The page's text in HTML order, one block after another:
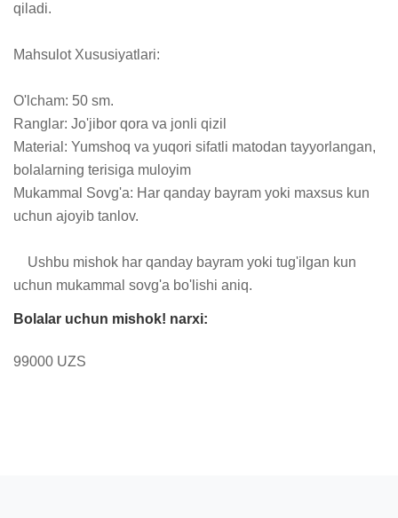
qiladi.
Mahsulot Xususiyatlari:
O'lcham: 50 sm.
Ranglar: Jo'jibor qora va jonli qizil
Material: Yumshoq va yuqori sifatli matodan tayyorlangan,
bolalarning terisiga muloyim
Mukammal Sovg'a: Har qanday bayram yoki maxsus kun
uchun ajoyib tanlov.
uchun mukammal sovg'a bo'lishi aniq.
Bolalar uchun mishok! narxi:
99000 UZS